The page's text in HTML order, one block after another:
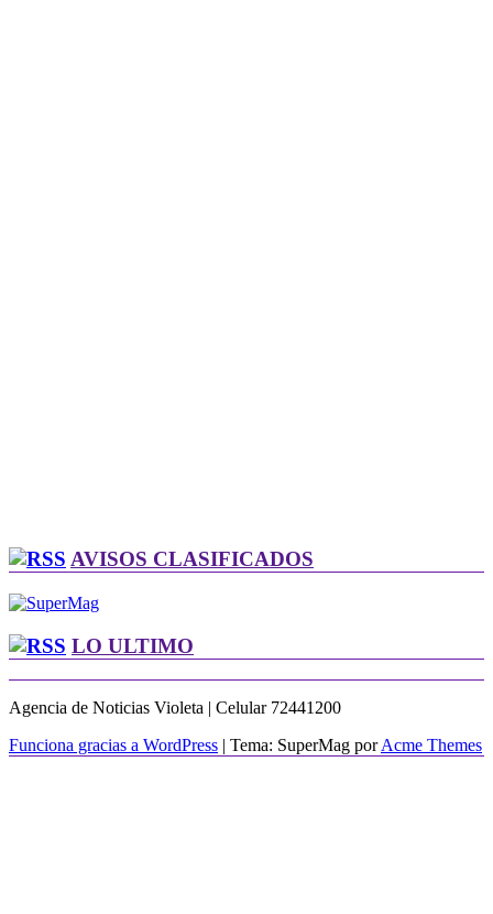
AVISOS CLASIFICADOS
LO ULTIMO
Agencia de Noticias Violeta | Celular 72441200
Funciona gracias a WordPress | Tema: SuperMag porAcme Themes